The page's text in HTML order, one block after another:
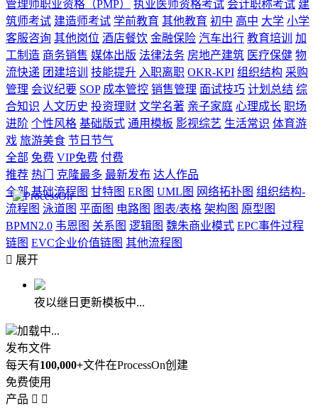
管理师职业资格（PMP）
执业医师资格考试 会计职称考试 建
筑师考试 建造师考试 学前教育 其他教育 初中 高中 大学 小学
客服咨询 其他岗位 酒店餐饮 金融保险 汽车出行 教育培训
加
工制造 商务销售 媒体出版 法律法务 房地产建筑 医疗保健 物
流快递 团建培训 技能提升 入职离职 OKR-KPI 组织结构 采购
管理 会议纪要 SOP 成本管控 销售管理 面试技巧 计划总结 综
合知识 人文历史 投资理财 文学名著 亲子家庭 心理成长 职场
进阶 个性风格 基础版式 通用模板 影视综艺 生活常识 体育游
戏 旅游美食 节日节气
全部 免费 VIP免费 付费
推荐 热门 克隆最多 最新发布 达人作品
全部 基础流程图 甘特图 ER图 UML图 网络拓扑图 组织结构-
流程图 泳道图 平面图 电路图 图表/表格 架构图 原型图
BPMN2.0 韦恩图 关系图 逻辑图 魏朱商业模式 EPC事件过程
链图 EVC企业价值链图 其他流程图
 展开
夜以继日更新模板中...
加载中...
发布文件
每天有100,000+文件在ProcessOn创建
免费使用
产品  